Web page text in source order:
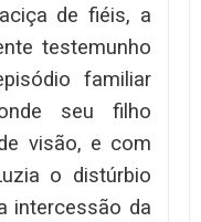
de fiéis, a
testemunho
familiar
seu filho
visão, e com
o distúrbio
intercessão da